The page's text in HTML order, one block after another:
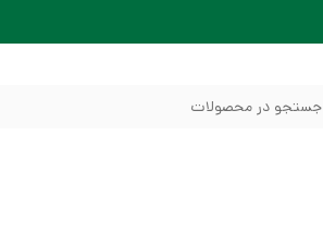
جستجو در محصولات